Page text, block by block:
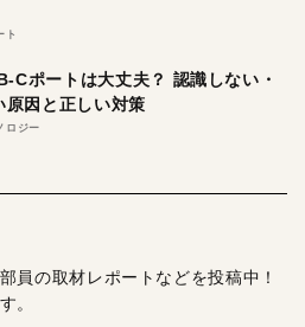
ト
Cポートは大丈夫？ 認識しない・
原因と正しい対策
ロジー
員の取材レポートなどを投稿中！
。